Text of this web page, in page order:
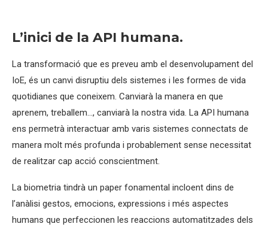
L’inici de la API humana.
La transformació que es preveu amb el desenvolupament del
IoE, és un canvi disruptiu dels sistemes i les formes de vida
quotidianes que coneixem. Canviarà la manera en que
aprenem, treballem…, canviarà la nostra vida. La API humana
ens permetrà interactuar amb varis sistemes connectats de
manera molt més profunda i probablement sense necessitat
de realitzar cap acció conscientment.
La biometria tindrà un paper fonamental incloent dins de
l’anàlisi gestos, emocions, expressions i més aspectes
humans que perfeccionen les reaccions automatitzades dels